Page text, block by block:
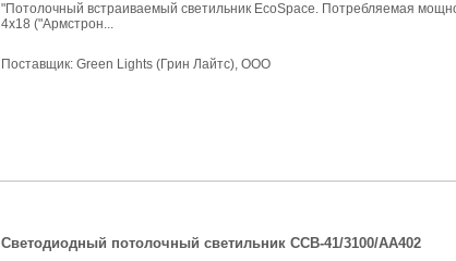
"Потолочный встраиваемый светильник EcoSpace. Потребляемая
4х18 ("Армстрон...
Поставщик: Green Lights (Грин Лайтс), ООО
Светодиодный потолочный светильник ССВ-41/3100/AA402